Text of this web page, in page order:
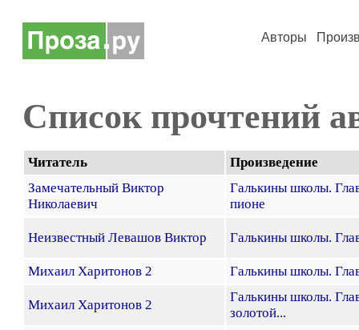
Авторы
Список прочтений
Читатель
Произведение
Замечательный Виктор
Николаевич
Галькины школы.
пионе
Неизвестный Левашов Виктор Галькины школы.
Михаил Харитонов 2 Галькины школы.
Михаил Харитонов 2
Галькины школы.
золотой...